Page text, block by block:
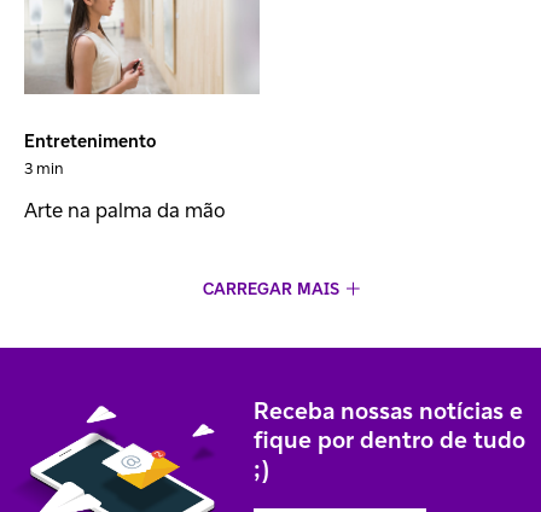
Entretenimento
3 min
Arte na palma da mão
CARREGAR MAIS
Receba nossas notícias e
fique por dentro de tudo
;)